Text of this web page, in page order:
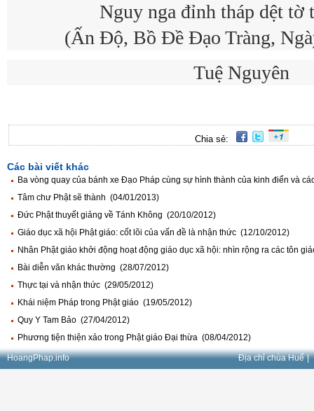
Nguy nga đỉnh tháp dệt tờ
(Ấn Độ, Bồ Đề Đạo Tràng,
Tuệ Nguyên
Chia sẻ:
Các bài viết khác
Ba vòng quay của bánh xe Đạo Pháp cùng sự hình thành của kinh điển và
Tâm chư Phật sẽ thành (04/01/2013)
Đức Phật thuyết giảng về Tánh Không (20/10/2012)
Giáo dục xã hội Phật giáo: cốt lõi của vấn đề là nhận thức (12/10/2012)
Nhân Phật giáo khởi động hoạt động giáo dục xã hội: nhìn rộng ra các tôn
Bài diễn văn khác thường (28/07/2012)
Thực tại và nhận thức (29/05/2012)
Khái niệm Pháp trong Phật giáo (19/05/2012)
Quy Y Tam Bảo (27/04/2012)
Phương tiện thiện xảo trong Phật giáo Đại thừa (08/04/2012)
HoangPhap.info Địa chỉ chùa Huế |